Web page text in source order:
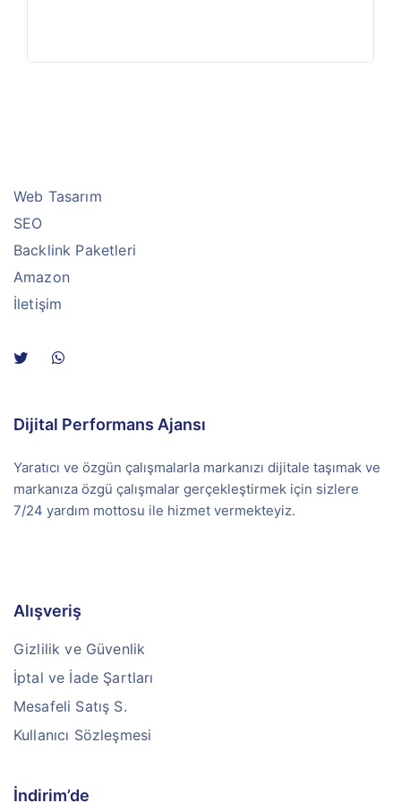
Web Tasarım
SEO
Backlink Paketleri
Amazon
İletişim
Dijital Performans Ajansı
Yaratıcı ve özgün çalışmalarla markanızı dijitale taşımak ve
markanıza özgü çalışmalar gerçekleştirmek için sizlere
7/24 yardım mottosu ile hizmet vermekteyiz.
Alışveriş
Gizlilik ve Güvenlik
İptal ve İade Şartları
Mesafeli Satış S.
Kullanıcı Sözleşmesi
İndirim’de